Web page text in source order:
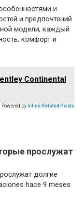
и
и предпочтений
модели, каждый
комфорт и
Continental
Powered by Inline Related Posts
прослужат
долгие
hace 9 meses